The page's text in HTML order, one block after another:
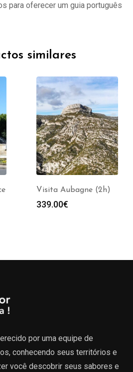
para oferecer um guia português
similares
Visita Aubagne (2h)
339.00€
por uma equipe de
conhecendo seus territórios e
você descobrir seus sabores e